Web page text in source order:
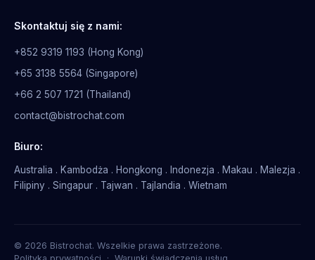
Skontaktuj się z nami:
+852 9319 1193 (Hong Kong)
+65 3138 5564 (Singapore)
+66 2 507 1721 (Thailand)
contact@bistrochat.com
Biuro:
Australia . Kambodża . Hongkong . Indonezja . Makau . Malezja .
Filipiny . Singapur . Tajwan . Tajlandia . Wietnam
© 2026 Bistrochat. Wszelkie prawa zastrzeżone.